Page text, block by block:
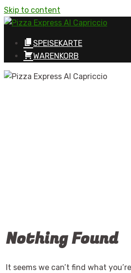
Skip to content
SPEISEKARTE
WARENKORB
Nothing Found
It seems we can’t find what